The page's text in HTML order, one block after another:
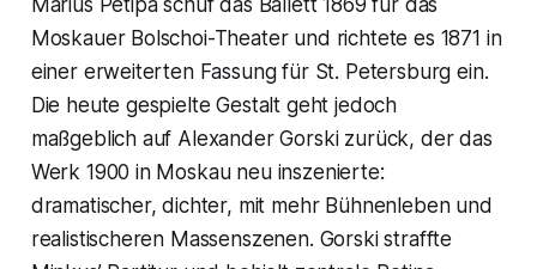
Moskauer Bolschoi-Theater und richtete es 1871 in
einer erweiterten Fassung für St. Petersburg ein.
Die heute gespielte Gestalt geht jedoch
maßgeblich auf Alexander Gorski zurück, der das
Werk 1900 in Moskau neu inszenierte:
dramatischer, dichter, mit mehr Bühnenleben und
realistischeren Massenszenen. Gorski straffte